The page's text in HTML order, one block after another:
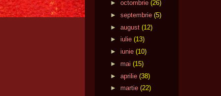
► octombrie (26)
► septembrie (5)
► august (12)
► iulie (13)
► iunie (10)
► mai (15)
► aprilie (38)
► martie (22)